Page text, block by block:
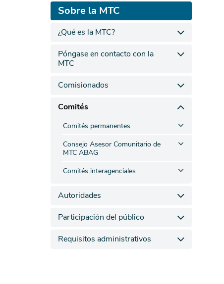
Sobre la MTC
¿Qué es la MTC?
Póngase en contacto con la
MTC
Comisionados
Comités
Comités permanentes
Consejo Asesor Comunitario de
MTC ABAG
Comités interagenciales
Autoridades
Participación del público
Requisitos administrativos